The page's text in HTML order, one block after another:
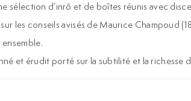
d’inrô et de boîtes réunis avec
les conseils avisés de Maurice Champoud
et érudit porté sur la subtilité et la richesse